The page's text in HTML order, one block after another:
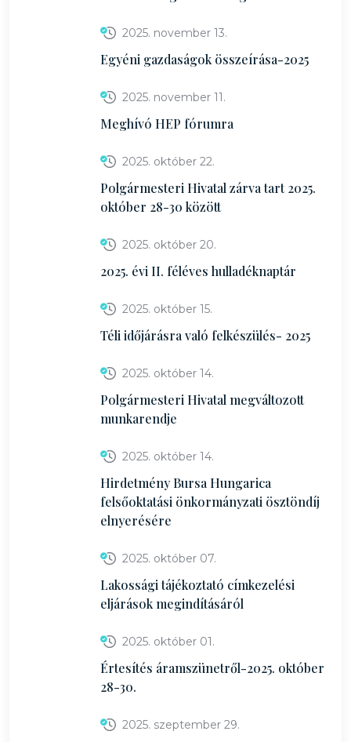
2025. november 13.
Egyéni gazdaságok összeírása-2025
2025. november 11.
Meghívó HEP fórumra
2025. október 22.
Polgármesteri Hivatal zárva tart 2025.
október 28-30 között
2025. október 20.
2025. évi II. féléves hulladéknaptár
2025. október 15.
Téli időjárásra való felkészülés- 2025
2025. október 14.
Polgármesteri Hivatal megváltozott
munkarendje
2025. október 14.
Hirdetmény Bursa Hungarica
felsőoktatási önkormányzati ösztöndíj
elnyerésére
2025. október 07.
Lakossági tájékoztató címkezelési
eljárások megindításáról
2025. október 01.
Értesítés áramszünetről-2025. október
28-30.
2025. szeptember 29.